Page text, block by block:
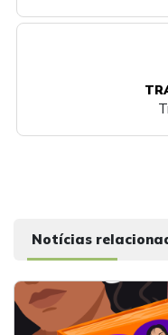
Notícias